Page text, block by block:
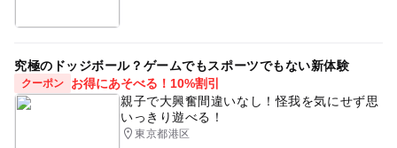
究極のドッジボール？ゲームでもスポーツでもない新体験
クーポン
お得にあそべる！10%割引
親子で大興奮間違いなし！怪我を気にせず思
いっきり遊べる！
東京都港区